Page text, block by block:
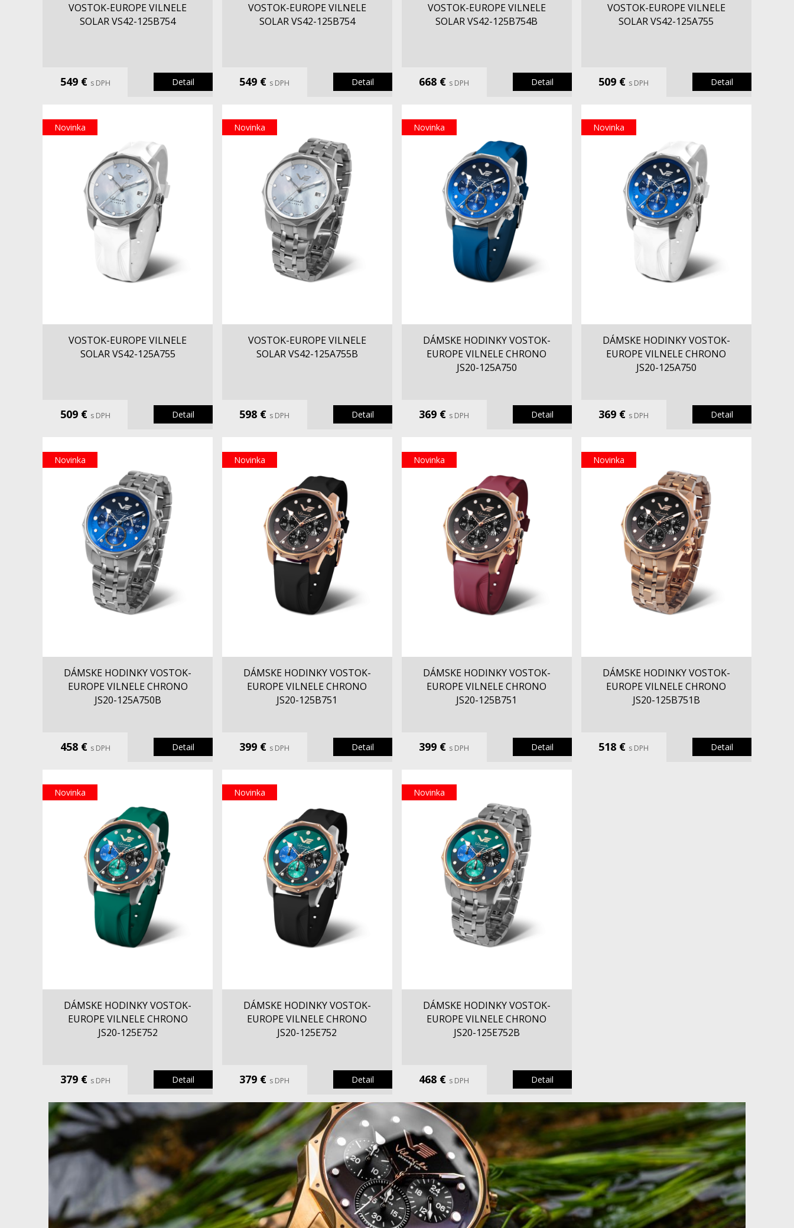
VOSTOK-EUROPE VILNELE
SOLAR VS42-125B754
549 € s DPH Detail
VOSTOK-EUROPE VILNELE
SOLAR VS42-125B754
549 € s DPH Detail
VOSTOK-EUROPE VILNELE
SOLAR VS42-125B754B
668 € s DPH Detail
VOSTOK-EUROPE VILNELE
SOLAR VS42-125A755
509 € s DPH Detail
Novinka
VOSTOK-EUROPE VILNELE
SOLAR VS42-125A755
509 € s DPH Detail
Novinka
VOSTOK-EUROPE VILNELE
SOLAR VS42-125A755B
598 € s DPH Detail
Novinka
DÁMSKE HODINKY VOSTOK-
EUROPE VILNELE CHRONO
JS20-125A750
369 € s DPH Detail
Novinka
DÁMSKE HODINKY VOSTOK-
EUROPE VILNELE CHRONO
JS20-125A750
369 € s DPH Detail
Novinka
DÁMSKE HODINKY VOSTOK-
EUROPE VILNELE CHRONO
JS20-125A750B
458 € s DPH Detail
Novinka
DÁMSKE HODINKY VOSTOK-
EUROPE VILNELE CHRONO
JS20-125B751
399 € s DPH Detail
Novinka
DÁMSKE HODINKY VOSTOK-
EUROPE VILNELE CHRONO
JS20-125B751
399 € s DPH Detail
Novinka
DÁMSKE HODINKY VOSTOK-
EUROPE VILNELE CHRONO
JS20-125B751B
518 € s DPH Detail
Novinka
DÁMSKE HODINKY VOSTOK-
EUROPE VILNELE CHRONO
JS20-125E752
379 € s DPH Detail
Novinka
DÁMSKE HODINKY VOSTOK-
EUROPE VILNELE CHRONO
JS20-125E752
379 € s DPH Detail
Novinka
DÁMSKE HODINKY VOSTOK-
EUROPE VILNELE CHRONO
JS20-125E752B
468 € s DPH Detail